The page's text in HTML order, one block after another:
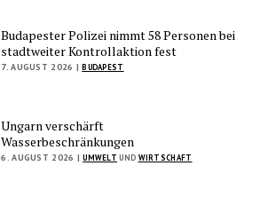
Budapester Polizei nimmt 58 Personen bei
stadtweiter Kontrollaktion fest
7. AUGUST 2026 | BUDAPEST
Ungarn verschärft
Wasserbeschränkungen
6. AUGUST 2026 | UMWELT UND WIRTSCHAFT